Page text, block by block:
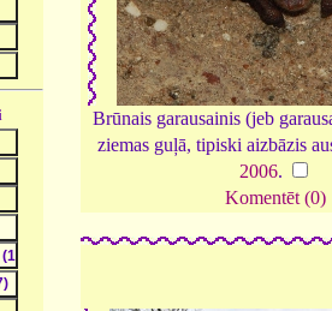
Brūnais garausainis (jeb
ziemas guļā, tipiski aizbāzis
2006.
Komentēt (0)